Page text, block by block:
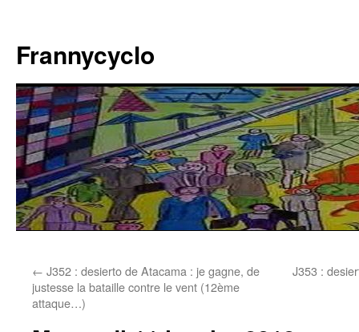
contenu
Frannycyclo
← J352 : desierto de Atacama : je gagne, de
justesse la bataille contre le vent (12ème
attaque…)
J353 :